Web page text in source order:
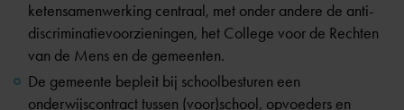
ketensamenwerking centraal, met onder andere de anti-
discriminatievoorzieningen, het College voor de Rechten
van de Mens en de gemeenten.
De gemeente bepleit bij schoolbesturen een
onderwijscontract tussen (voor)school, opvoeders en